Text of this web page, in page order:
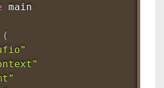
main
(